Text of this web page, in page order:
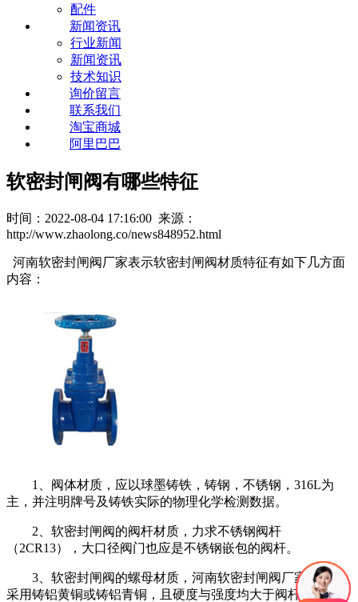
配件
新闻资讯
行业新闻
新闻资讯
技术知识
询价留言
联系我们
淘宝商城
阿里巴巴
软密封闸阀有哪些特征
时间：2022-08-04 17:16:00 来源：
http://www.zhaolong.co/news848952.html
河南软密封闸阀厂家表示软密封闸阀材质特征有如下几方面
内容：
1、阀体材质，应以球墨铸铁，铸钢，不锈钢，316L为
主，并注明牌号及铸铁实际的物理化学检测数据。
2、软密封闸阀的阀杆材质，力求不锈钢阀杆
（2CR13），大口径阀门也应是不锈钢嵌包的阀杆。
3、软密封闸阀的螺母材质，河南软密封闸阀厂家表示它
采用铸铝黄铜或铸铝青铜，且硬度与强度均大于阀杆。